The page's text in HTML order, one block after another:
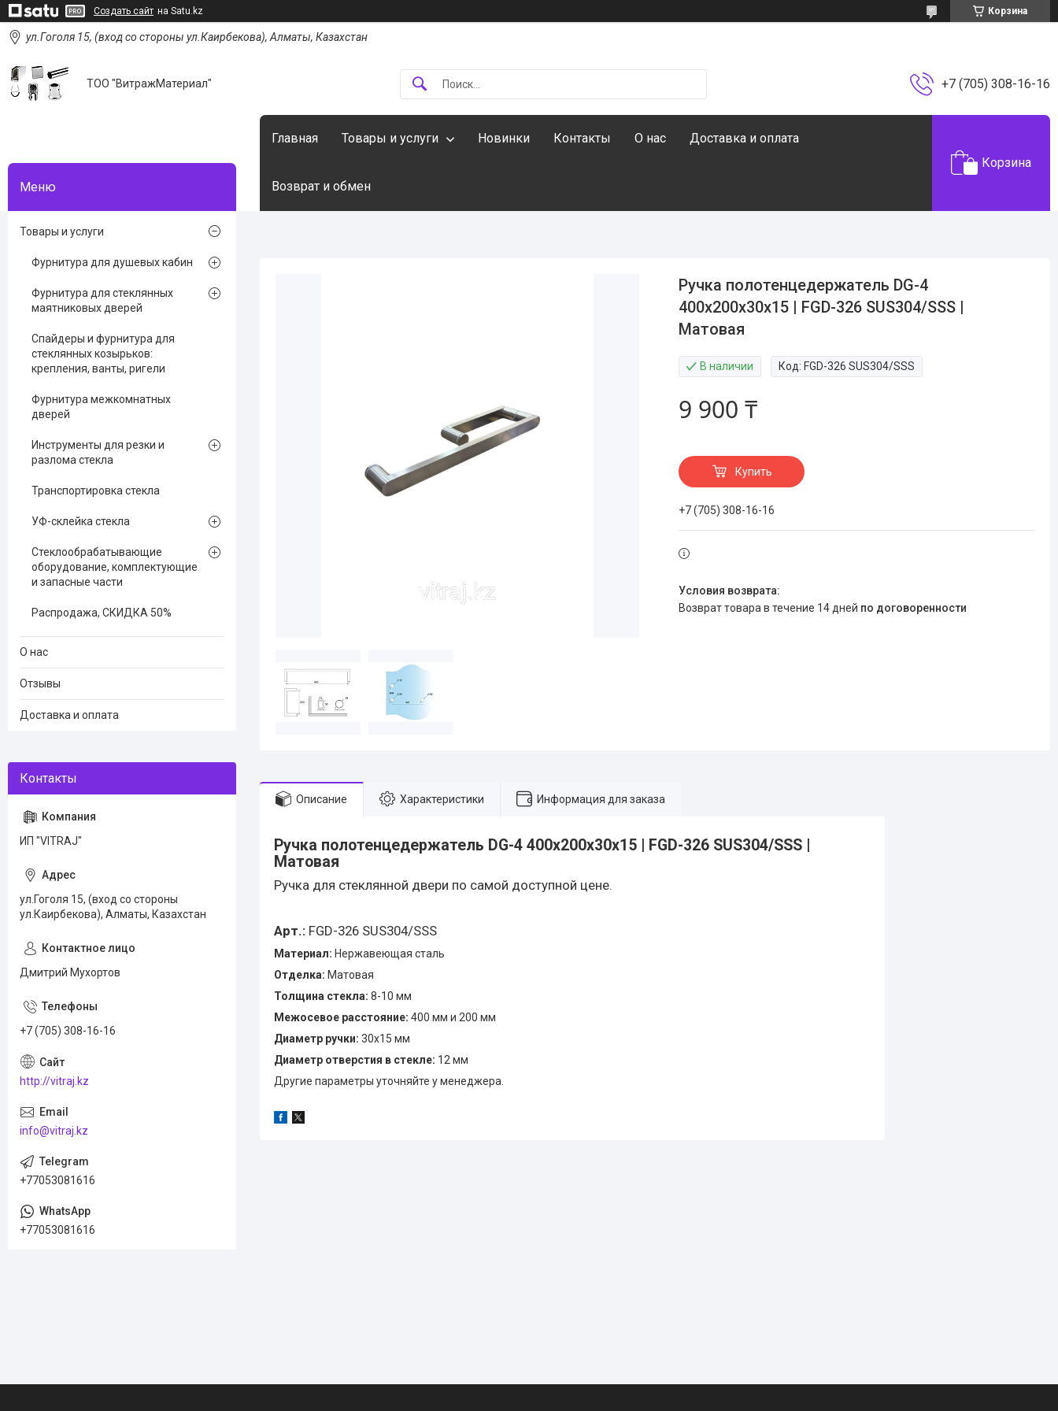
Создать сайт на Satu.kz Корзина
ул.Гоголя 15, (вход со стороны ул.Каирбекова), Алматы, Казахстан
ТОО "ВитражМатериал" +7 (705) 308-16-16
Главная Товары и услуги Новинки Контакты О нас Доставка и оплата
Возврат и обмен
Корзина
Ручка полотенцедержатель DG-4
400х200х30х15 | FGD-326 SUS304/SSS |
Матовая
В наличии Код: FGD-326 SUS304/SSS
9 900 ₸
Купить
+7 (705) 308-16-16
возврат товара в течение 14 дней по договоренности
Описание Характеристики Информация для заказа
Ручка полотенцедержатель DG-4 400х200х30х15 | FGD-326 SUS304/SSS |
Матовая
Ручка для стеклянной двери по самой доступной цене.
Арт.: FGD-326 SUS304/SSS
Материал: Нержавеющая сталь
Отделка: Матовая
Толщина стекла: 8-10 мм
Межосевое расстояние: 400 мм и 200 мм
Диаметр ручки: 30х15 мм
Диаметр отверстия в стекле: 12 мм
Другие параметры уточняйте у менеджера.
Товары и услуги
Фурнитура для душевых кабин
Фурнитура для стеклянных
маятниковых дверей
Спайдеры и фурнитура для
стеклянных козырьков:
крепления, ванты, ригели
Фурнитура межкомнатных
дверей
Инструменты для резки и
разлома стекла
Транспортировка стекла
УФ-склейка стекла
Стеклообрабатывающие
оборудование, комплектующие
и запасные части
Распродажа, СКИДКА 50%
О нас
Отзывы
Доставка и оплата
ИП "VITRAJ"
ул.Гоголя 15, (вход со стороны
ул.Каирбекова), Алматы, Казахстан
Дмитрий Мухортов
+7 (705) 308-16-16
http://vitraj.kz
info@vitraj.kz
+77053081616
+77053081616